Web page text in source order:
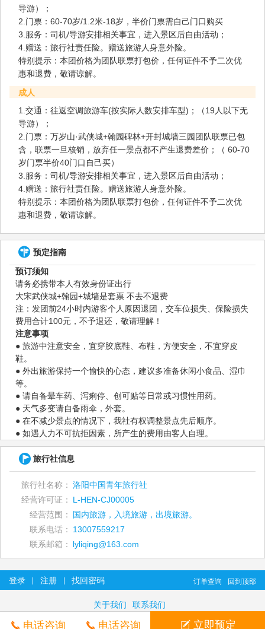
导游）；
2.门票：60-70岁/1.2米-18岁，半价门票需自己门口购买
3.服务：司机/导游安排相关事宜，进入景区后自由活动；
4.赠送：旅行社责任险。赠送旅游人身意外险。
特别提示：本团价格为团队联票打包价，任何证件不予二次优
惠和退费，敬请谅解。
成人
1.交通：往返空调旅游车(按实际人数安排车型)；（19人以下无
导游）；
2.门票：万岁山·武侠城+翰园碑林+开封城墙三园团队联票已包
含，联票一旦核销，放弃任一景点都不产生退费差价；（ 60-70
岁门票半价40门口自己买）
3.服务：司机/导游安排相关事宜，进入景区后自由活动；
4.赠送：旅行社责任险。赠送旅游人身意外险。
特别提示：本团价格为团队联票打包价，任何证件不予二次优
惠和退费，敬请谅解。
预定指南
预订须知
请务必携带本人有效身份证出行
大宋武侠城+翰园+城墙是套票 不去不退费
注：发团前24小时内游客个人原因退团，交车位损失、保险损失
费用合计100元，不予退还，敬请理解！
注意事项
● 旅游中注意安全，宜穿胶底鞋、布鞋，方便安全，不宜穿皮
鞋。
● 外出旅游保持一个愉快的心态，建议多准备休闲小食品、湿巾
等。
● 请自备晕车药、泻痢停、创可贴等日常或习惯性用药。
● 天气多变请自备雨伞，外套。
● 在不减少景点的情况下，我社有权调整景点先后顺序。
● 如遇人力不可抗拒因素，所产生的费用由客人自理。
旅行社信息
旅行社名称： 洛阳中国青年旅行社
经营许可证：
L-HEN-CJ00005
经营范围：
国内旅游，入境旅游，出境旅游。
联系电话：
13007559217
联系邮箱：
lyliqing@163.com
电话咨询 电话咨询 立即预定
登录 注册 找回密码 回到顶部
订单查询
关于我们 联系我们
©2026 洛阳中国青年旅行社有限责任公司 www.ly51766.net